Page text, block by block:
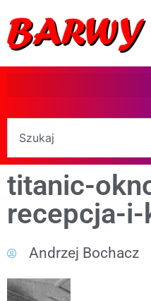
titanic-
recepcja-i-
Andrzej Bochacz